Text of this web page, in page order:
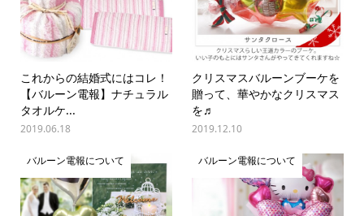
これからの結婚式にはコレ！
【バルーン電報】ナチュラル
タオルケ...
2019.06.18
クリスマスバルーンブーケを
贈って、華やかなクリスマス
を♬
2019.12.10
バルーン電報について バルーン電報について